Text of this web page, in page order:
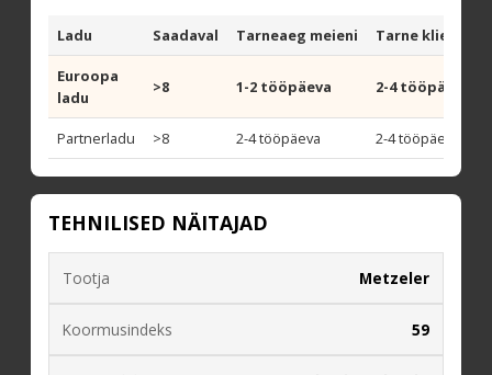
Ladu Saadaval Tarneaeg meieni Tarne kliendi
Euroopa
ladu
>8 1-2 tööpäeva 2-4 tööpäeva
Partnerladu >8 2-4 tööpäeva 2-4 tööpäeva
TEHNILISED NÄITAJAD
Tootja Metzeler
Koormusindeks 59